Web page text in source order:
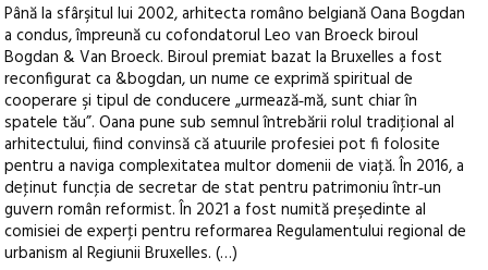
Până la sfârşitul lui 2002, arhitecta româno belgiană Oana Bogdan
a condus, împreună cu cofondatorul Leo van Broeck biroul
Bogdan & Van Broeck. Biroul premiat bazat la Bruxelles a fost
reconfigurat ca &bogdan, un nume ce exprimă spiritual de
cooperare şi tipul de conducere „urmează‑mă, sunt chiar în
spatele tău”. Oana pune sub semnul întrebării rolul tradiţional al
arhitectului, fiind convinsă că atuurile profesiei pot fi folosite
pentru a naviga complexitatea multor domenii de viaţă. În 2016, a
deţinut funcţia de secretar de stat pentru patrimoniu într‑un
guvern român reformist. În 2021 a fost numită preşedinte al
comisiei de experţi pentru reformarea Regulamentului regional de
urbanism al Regiunii Bruxelles. (…)